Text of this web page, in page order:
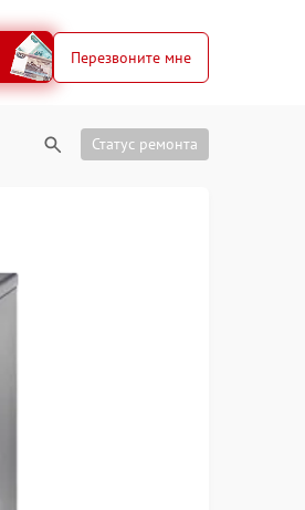
Перезвоните мне
Статус ремонта